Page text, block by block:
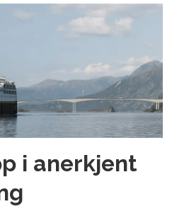
i anerkjent